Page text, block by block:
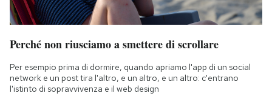
Perché non riusciamo a smettere di scrollare
Per esempio prima di dormire, quando apriamo l'app di un social
network e un post tira l'altro, e un altro, e un altro: c'entrano
l'istinto di sopravvivenza e il web design